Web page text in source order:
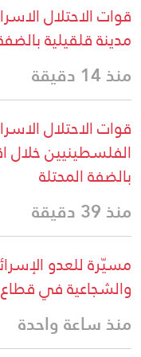
قوات الاحتلال
مدينة قلقيلية
منذ 14 دقيقة
قوات الاحتلال
الفلسطينيين خلال
بالضفة المحتلة
منذ 39 دقيقة
مسيّرة للعدو
والشجاعية في
منذ ساعة واحدة